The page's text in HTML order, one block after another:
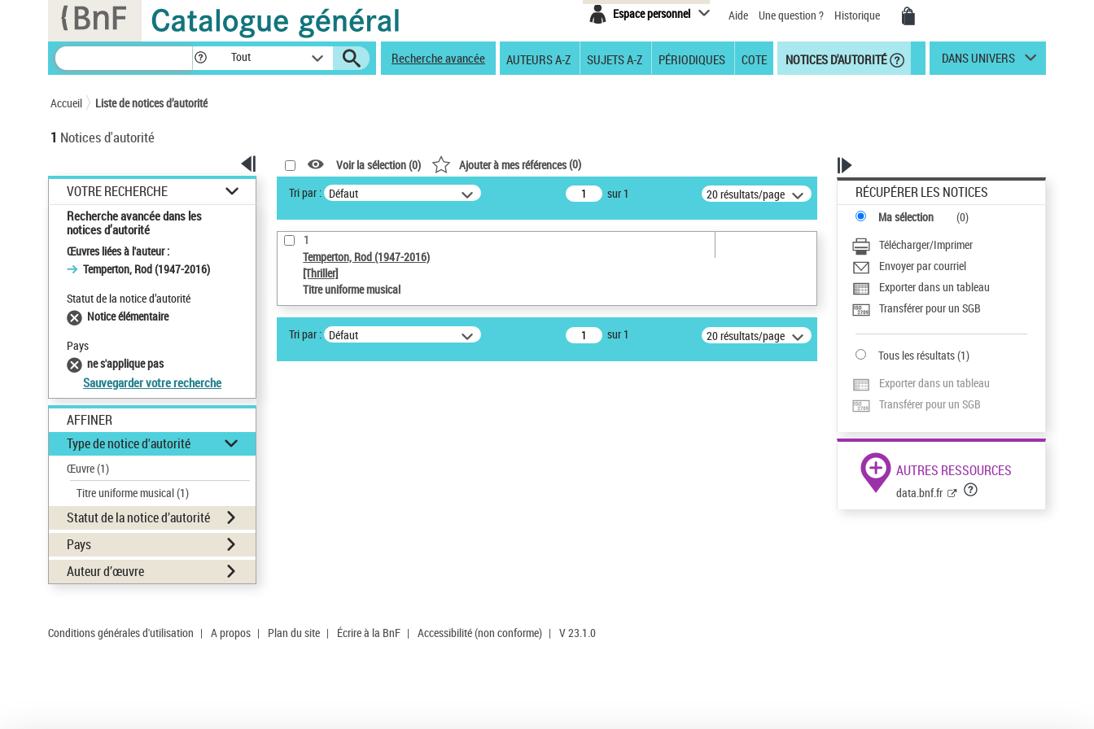
Espace personnel Aide Une question ? Historique
Tout Recherche avancée AUTEURS A-Z SUJETS A-Z PÉRIODIQUES COTE NOTICES D'AUTORITÉ DANS UNIVERS
Accueil Liste de notices d’autorité
1 Notices d'autorité
VOTRE RECHERCHE
Recherche avancée dans les
notices d’autorité
Œuvres liées à l'auteur :
Temperton, Rod (1947-2016)
Statut de la notice d’autorité
Notice élémentaire
Pays
ne s'applique pas
Sauvegarder votre recherche
AFFINER
Type de notice d'autorité
Œuvre(1)
Titre uniforme musical(1)
Statut de la notice d’autorité
Pays
Auteur d’œuvre
Voir la sélection (0) Ajouter à mes références(0)
Tri par : Défaut sur 1 20 résultats/page
1
Temperton, Rod (1947-2016)
[Thriller]
Titre uniforme musical
Tri par : Défaut sur 1 20 résultats/page
RÉCUPÉRER LES NOTICES
Ma sélection (0)
Télécharger/Imprimer
Envoyer par courriel
Exporter dans un tableau
Transférer pour un SGB
Tous les résultats(1)
Exporter dans un tableau
Transférer pour un SGB
AUTRES RESSOURCES
data.bnf.fr
Conditions générales d'utilisation | A propos | Plan du site | Écrire à la BnF | Accessibilité (non conforme) | V 23.1.0
Panneau de gestion des cookies